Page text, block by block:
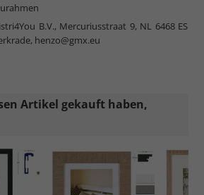
B.V., Mercuriusstraat 9, NL 6468 ES
henzo@gmx.eu
Artikel gekauft haben,